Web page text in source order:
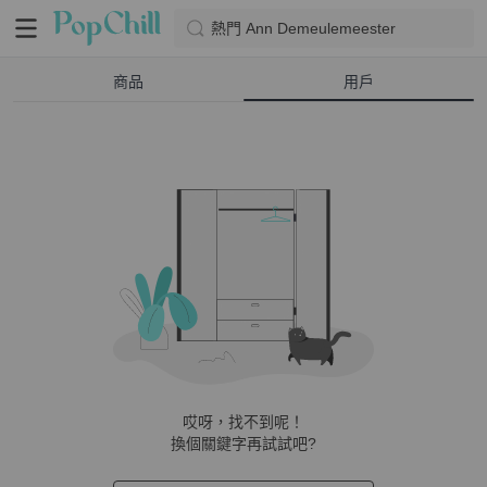
熱門 Ann Demeulemeester
商品 用戶
哎呀，找不到呢！
換個關鍵字再試試吧?